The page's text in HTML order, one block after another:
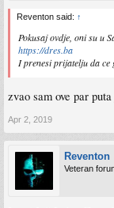
Reventon said: ↑
Pokusaj ovdje, oni su u
https://dres.ba
I prenesi prijatelju da ce
zvao sam ove par
Apr 2, 2019
Reventon
Veteran